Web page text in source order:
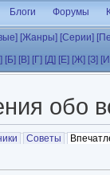
Блоги Форумы
[Жанры] [Серии]
[Б] [В] [Г] [Д] [Е] [Ж] [З]
обо
Советы